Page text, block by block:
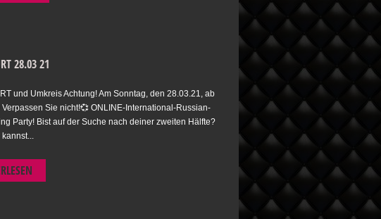
28.03 21
und Umkreis Achtung! Am Sonntag, den 28.03.21, ab
Verpassen Sie nicht!💞 ONLINE-International-Russian-
Party! Bist auf der Suche nach deiner zweiten Hälfte?